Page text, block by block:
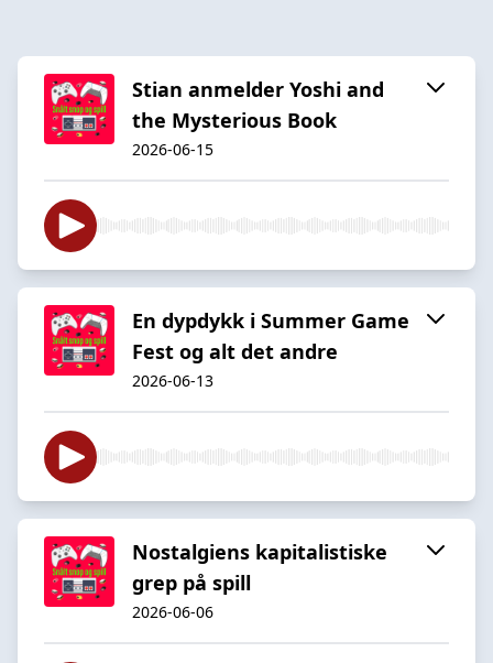
Stian anmelder Yoshi and
the Mysterious Book
2026-06-15
En dypdykk i Summer Game
Fest og alt det andre
2026-06-13
Nostalgiens kapitalistiske
grep på spill
2026-06-06